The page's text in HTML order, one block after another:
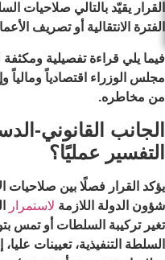
القرار يقيّد بالتالي صلاحيات
الفترة الانتقالية أو تصريف
فيما يلي قراءة تفصيلية
مجلس الوزراء اقتصادياً ومالياً
من مخاطره.
الجانب القانوني-
التفسير عمليًا؟
يؤكد القرار فصلًا بين صلاحيات
شؤون الدولة اللازمة لاستمرار
تغير تركيبة السلطات أو تمس
السلطة التنفيذية، تعيينات